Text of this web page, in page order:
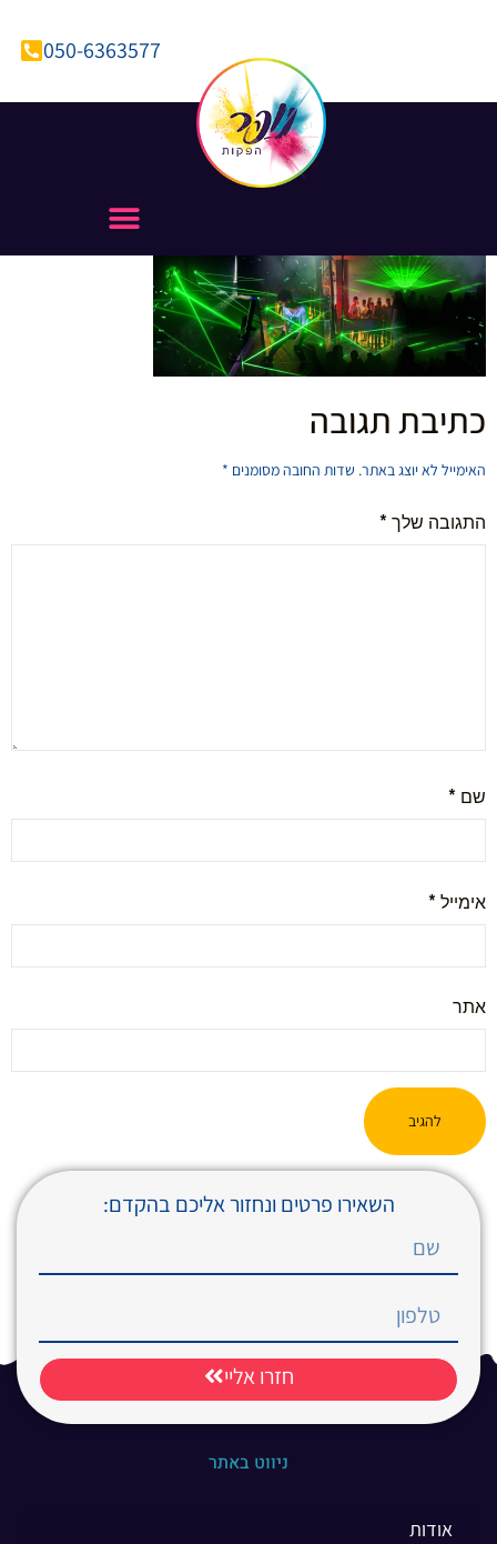
050-6363577
כתיבת תגובה
האימייל לא יוצג באתר. שדות החובה מסומנים *
התגובה שלך*
שם *
אימייל*
אתר
השאירו פרטים ונחזור אליכם בהקדם:
חזרו אליי
ניווט באתר
אודות